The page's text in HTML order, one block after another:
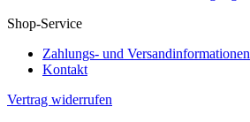
Shop-Service
Zahlungs- und Versandinformationen
Kontakt
Vertrag widerrufen